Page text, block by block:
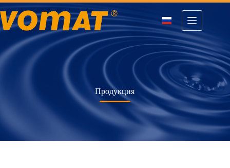
Перейти
к
содержимому
Продукция